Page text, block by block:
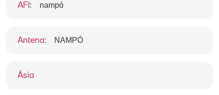
Àsia
AFI : nampó
Antena: NAMPÓ